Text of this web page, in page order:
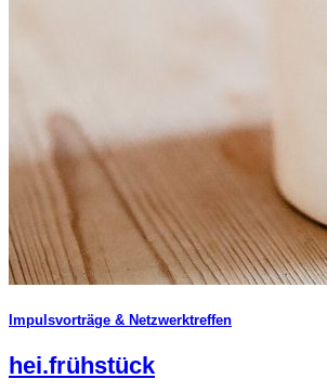
Impulsvorträge & Netzwerktreffen
hei.frühstück